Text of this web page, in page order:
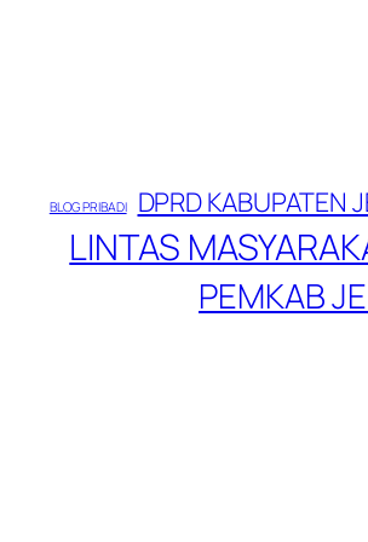
BLOG PRIBADI DPRD KABUPATEN
LINTAS
PEMKAB